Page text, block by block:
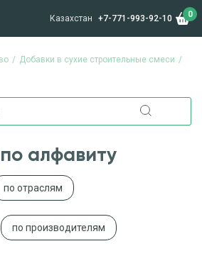
Казахстан +7-771-993-92-10 0
Добавки в сухие строительные смеси
алфавиту
по отраслям
по производителям